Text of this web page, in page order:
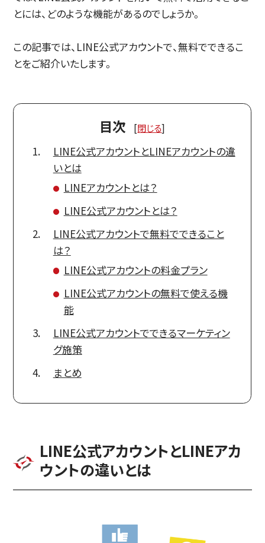
とには、どのような機能があるのでしょうか。
この記事では、LINE公式アカウントで、無料でできるこ
とをご紹介いたします。
目次 [閉じる]
LINE公式アカウントとLINEアカウントの違
いとは
LINEアカウントとは？
LINE公式アカウントとは？
LINE公式アカウントで無料でできること
は？
LINE公式アカウントの料金プラン
LINE公式アカウントの無料で使える機
能
LINE公式アカウントでできるマーケティン
グ施策
まとめ
LINE公式アカウントとLINEアカ
ウントの違いとは